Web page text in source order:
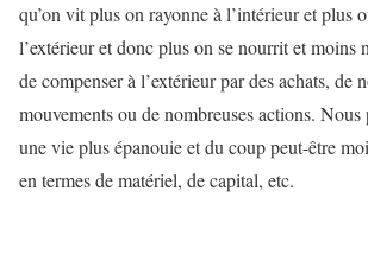
qu’on vit plus on rayonne à l’intérieur et plus
l’extérieur et donc plus on se nourrit et moins
de compenser à l’extérieur par des achats, de
mouvements ou de nombreuses actions.
une vie plus épanouie et du coup peut-être
en termes de matériel, de capital, etc.